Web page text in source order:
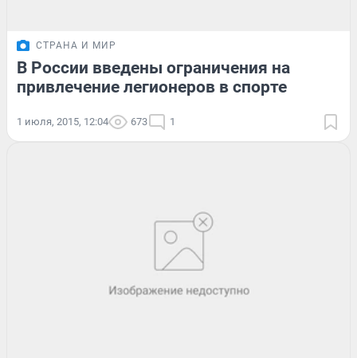
СТРАНА И МИР
В России введены ограничения на
привлечение легионеров в спорте
1 июля, 2015, 12:04 673 1